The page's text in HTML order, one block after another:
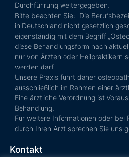
Durchführung weitergegeben.
Bitte beachten Sie: Die
in Deutschland nicht gesetzlich
eigenständig mit dem Begriff
diese Behandlungsform nach
nur von Ärzten oder Heilpraktikern
werden darf.
Unsere Praxis führt daher
ausschließlich im Rahmen einer
Eine ärztliche Verordnung ist
Behandlung.
Für weitere Informationen oder bei
durch Ihren Arzt sprechen Sie uns
Kontakt